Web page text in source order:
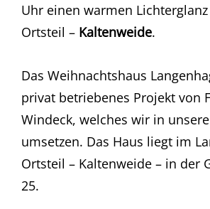
Uhr einen warmen
Ortsteil – Kaltenweide.
Das Weihnachtshaus
privat betriebenes Projekt von
Windeck, welches wir in
umsetzen. Das Haus liegt im
Ortsteil – Kaltenweide – in der
25.